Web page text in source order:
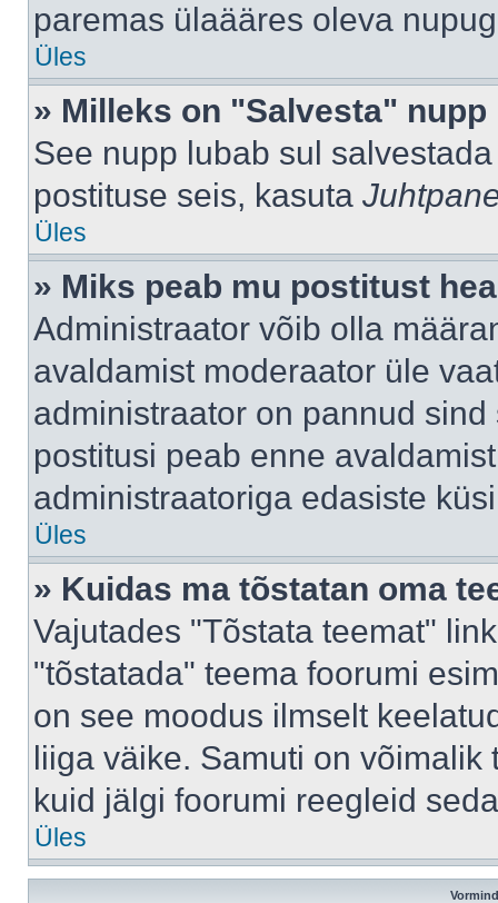
paremas ülaääres oleva
Üles
» Milleks on "Salvesta"
See nupp lubab sul
postituse seis, kasuta
Üles
» Miks peab mu postitust
Administraator võib olla
avaldamist moderaator üle
administraator on pannud
postitusi peab enne
administraatoriga edasiste
Üles
» Kuidas ma tõstatan oma
Vajutades "Tõstata teemat"
"tõstatada" teema foorumi
on see moodus ilmselt
liiga väike. Samuti on
kuid jälgi foorumi reegleid
Üles